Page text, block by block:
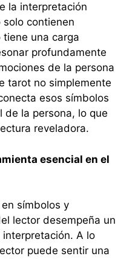
la interpretación
contienen
una carga
profundamente
de la persona
tarot no simplemente
esos símbolos
de la persona, lo que
reveladora.
esencial en el
símbolos y
lector desempeña un
A lo
puede sentir una